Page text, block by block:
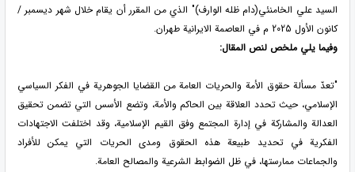
السيد علي الخامنئي(دام ظله الوارف)" الذي من المقرر أن يقام خلال شهر ديسمبر /
كانون الأول 2025 م في العاصمة الايرانية طهران.
وفيما يلي ملخص لنص المقال:
"تعدّ مسألة حقوق الأمة والحريات العامة من القضايا الجوهرية في الفكر السياسي
الإسلامي، حيث تحدد العلاقة بين الحاكم والأمة، وتضع الأسس التي تضمن تحقيق
العدالة والمشاركة في إدارة المجتمع وفق القيم الإسلامية، وقد اختلفت الاجتهادات
الفكرية في تحديد طبيعة هذه الحقوق ومدى الحريات التي يمكن للأفراد
والجماعات ممارستها، في ظل الضوابط الشرعية والمصالح العامة.